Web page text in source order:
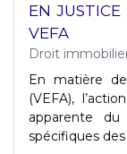
EN JUSTICE
VEFA
Droit
En matière
(VEFA),
apparente
spécifiques des